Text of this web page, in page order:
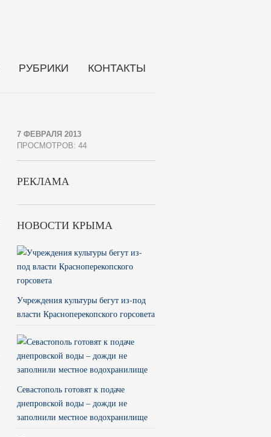
РУБРИКИ КОНТАКТЫ
7 ФЕВРАЛЯ 2013
ПРОСМОТРОВ: 44
РЕКЛАМА
НОВОСТИ КРЫМА
Учреждения культуры бегут из-под
власти Красноперекопского горсовета
Севастополь готовят к подаче
днепровской воды – дожди не
заполнили местное водохранилище